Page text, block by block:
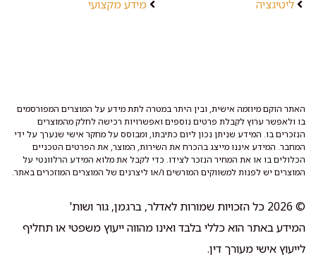
ליטיגציה
מידע מקצועי
האתר הוקם מיוזמה אישית, ובין היתר במטרה לתת מידע על המוצרים המפורסמים
בו ולאפשר ערוץ לקבלת פרטים נוספים ואפשרויות רכישה לחלק מהמוצרים
הנזכרים בו. המידע שניתן נכון ליום כתיבתו, ומבוסס על מחקר אישי שנערך על ידי
המחבר. המידע איננו מייצג בהכרח את השירות, המוצר, את הפרטים הטכניים
הכלולים בו או את המחיר הנזכר לצידו. כדי לקבל את מלוא המידע הרלוונטי על
המוצרים יש לפנות למשווקים המורשים ו/או ליצרנים של המוצרים המוזכרים באתר.
© 2026 כל הזכויות שמורות לאדלר, ברגמן, גור ושות'
המידע באתר הוא כללי בלבד ואינו מהווה ייעוץ משפטי או תחליף
לייעוץ אישי מעורך דין.